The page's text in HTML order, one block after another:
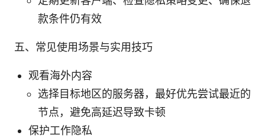
款条件仍有效
五、常见使用场景与实用技巧
观看海外内容
选择目标地区的服务器，最好优先尝试最近的
节点，避免高延迟导致卡顿
保护工作隐私